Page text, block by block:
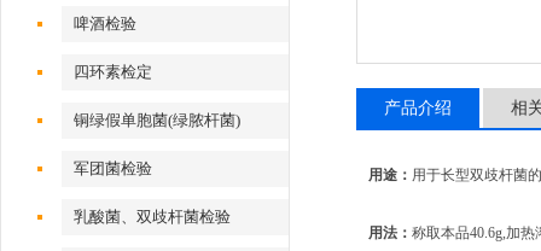
啤酒检验
四环素检定
铜绿假单胞菌(绿脓杆菌)
军团菌检验
乳酸菌、双歧杆菌检验
产品介绍 相
用途： 用于长型双歧杆菌
用法： 称取本品40.6g,加